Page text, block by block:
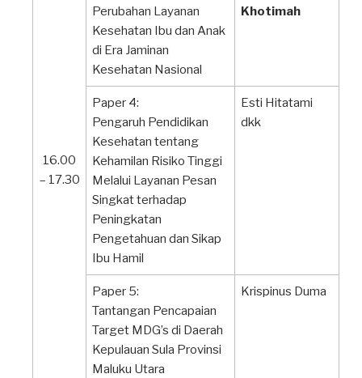
16.00
– 17.30
Perubahan Layanan
Kesehatan Ibu dan Anak
di Era Jaminan
Kesehatan Nasional
Khotimah
Paper 4:
Pengaruh Pendidikan
Kesehatan tentang
Kehamilan Risiko Tinggi
Melalui Layanan Pesan
Singkat terhadap
Peningkatan
Pengetahuan dan Sikap
Ibu Hamil
Esti Hitatami
dkk
Paper 5:
Tantangan Pencapaian
Target MDG’s di Daerah
Kepulauan Sula Provinsi
Maluku Utara
Krispinus Duma